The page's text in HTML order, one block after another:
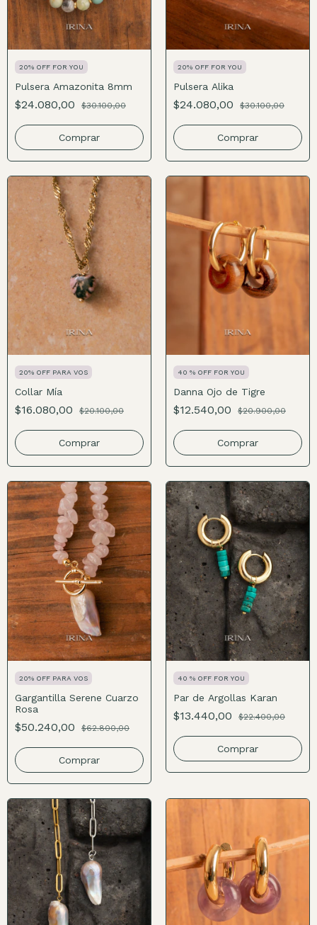
20% OFF FOR YOU
Pulsera Amazonita 8mm
$24.080,00 $30.100,00
Comprar
20% OFF FOR YOU
Pulsera Alika
$24.080,00 $30.100,00
Comprar
20% OFF PARA VOS
Collar Mía
$16.080,00 $20.100,00
40 % OFF FOR YOU
Danna Ojo de Tigre
$12.540,00 $20.900,00
Comprar
20% OFF PARA VOS
Gargantilla Serene Cuarzo
Rosa
$50.240,00 $62.800,00
Comprar
40 % OFF FOR YOU
Par de Argollas Karan
$13.440,00 $22.400,00